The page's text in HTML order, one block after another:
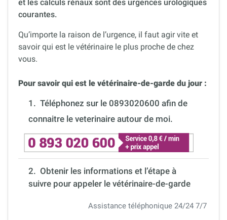
et les calculs rénaux sont des urgences urologiques
courantes.
Qu’importe la raison de l’urgence, il faut agir vite et
savoir qui est le vétérinaire le plus proche de chez
vous.
Pour savoir qui est le vétérinaire-de-garde du jour :
1. Téléphonez sur le 0893020600 afin de
connaitre le veterinaire autour de moi.
2. Obtenir les informations et l’étape à
suivre pour appeler le vétérinaire-de-garde
Assistance téléphonique 24/24 7/7